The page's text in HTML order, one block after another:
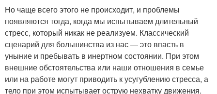
Но чаще всего этого не происходит, и проблемы
появляются тогда, когда мы испытываем длительный
стресс, который никак не реализуем. Классический
сценарий для большинства из нас — это впасть в
уныние и пребывать в инертном состоянии. При этом
внешние обстоятельства или наши отношения в семье
или на работе могут приводить к усугублению стресса, а
тело при этом испытывает острую нехватку движения.